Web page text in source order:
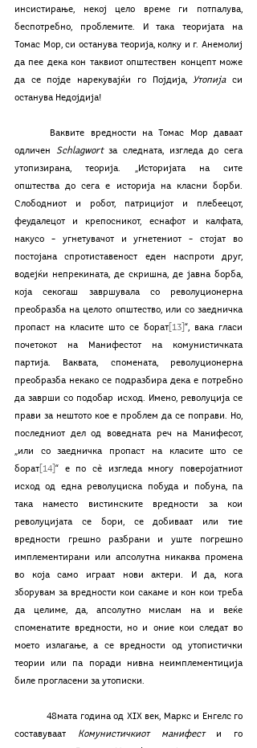
инсистирање, некој цело време ги потпалува,
беспотребно, проблемите. И така теоријата на
Томас Мор, си останува теорија, колку и г. Анемолиј
да пее дека кон таквиот општествен концепт може
да се појде нарекувајќи го Појдија, Утопија си
останува Недојдија!
одличен
Schlagwort за следната, изгледа до сега
утопизирана, теорија. „Историјата на сите
општества до сега е историја на класни борби.
Слободниот и робот, патрицијот и плебеецот,
феудалецот и крепосникот, еснафот и калфата,
накусо – угнетувачот и угнетениот – стојат во
постојана спротиставеност еден наспроти друг,
водејќи непрекината, де скришна, де јавна борба,
која секогаш завршувала со револуционерна
преобразба на целото општество, или со заедничка
пропаст на класите што се борат [13] “, вака гласи
почетокот на Манифестот на комунистичката
партија. Ваквата, спомената, револуционерна
преобразба некако се подразбира дека е потребно
да заврши со подобар исход. Имено, револуција се
прави за нештото кое е проблем да се поправи. Но,
последниот дел од воведната реч на Манифесот,
„или со заедничка пропаст на класите што се
борат [14] “ е по сè изгледа многу поверојатниот
исход од една револуциска побуда и побуна, па
така наместо вистинските вредности за кои
револуцијата се бори, се добиваат или тие
вредности грешно разбрани и уште погрешно
имплементирани или апсолутна никаква промена
во која само играат нови актери. И да, кога
зборувам за вредности кои сакаме и кон кои треба
да целиме, да, апсолутно мислам на и веќе
споменатите вредности, но и оние кои следат во
моето излагање, а се вредности од утопистички
теории или па поради нивна неимплементиција
биле прогласени за утописки.
	48мата година од XIX век, Маркс и Енгелс го
составуваат
Комунистичкиот манифест и го